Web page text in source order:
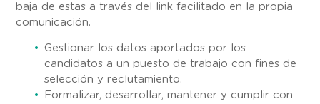
baja de estas a través del link facilitado en la propia
comunicación.
Gestionar los datos aportados por los
candidatos a un puesto de trabajo con fines de
selección y reclutamiento.
Formalizar, desarrollar, mantener y cumplir con